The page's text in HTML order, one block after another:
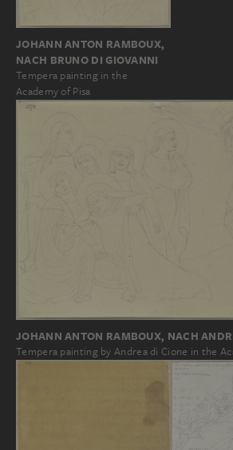
JOHANN ANTON RAMBOUX,
NACH BRUNO DI GIOVANNI
Tempera painting in the
Academy of Pisa
JOHANN ANTON RAMBOUX, NACH
Tempera painting by Andrea di Cione in the